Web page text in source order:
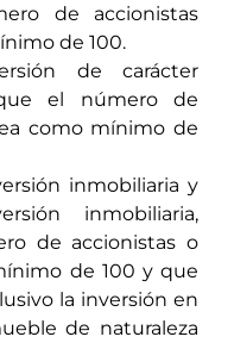
de accionistas
de 100.
de carácter
el número de
como mínimo de
inmobiliaria y
inmobiliaria,
de accionistas o
de 100 y que
la inversión en
de naturaleza